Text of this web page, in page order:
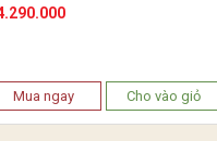
Mua ngay Cho vào giỏ